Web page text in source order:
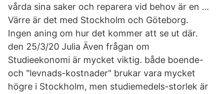
vårda sina saker och reparera vid behov är en …
Värre är det med Stockholm och Göteborg.
Ingen aning om hur det kommer att se ut där.
den 25/3/20 Julia Även frågan om
Studieekonomi är mycket viktig. både boende-
och "levnads-kostnader" brukar vara mycket
högre i Stockholm, men studiemedels-storlek är